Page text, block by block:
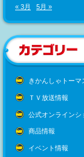
« 3月
5月 »
きかんしゃトーマ
ＴＶ放送情報
公式オンラインシ
商品情報
イベント情報